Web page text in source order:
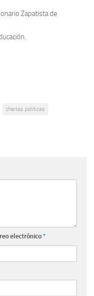
Zapatista de
charlas politicas
electrónico*